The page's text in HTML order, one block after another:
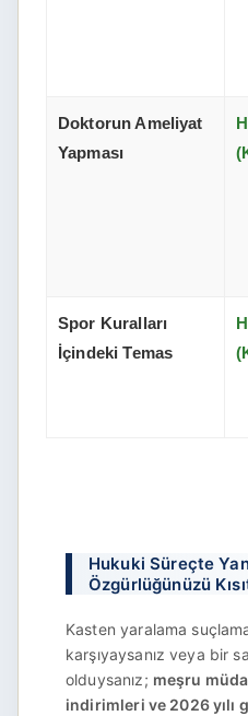
Doktorun Ameliyat
Yapması
Spor Kuralları
İçindeki Temas
Hukuki Süreçte
Özgürlüğünüzü
Kasten yaralama
karşıyaysanız veya bir
olduysanız; meşru
indirimleri ve 2026 yılı